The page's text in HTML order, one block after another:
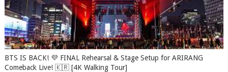
BTS IS BACK! 💜 FINAL Rehearsal & Stage Setup for ARIRANG
Comeback Live! 🇰🇷 [4K Walking Tour]